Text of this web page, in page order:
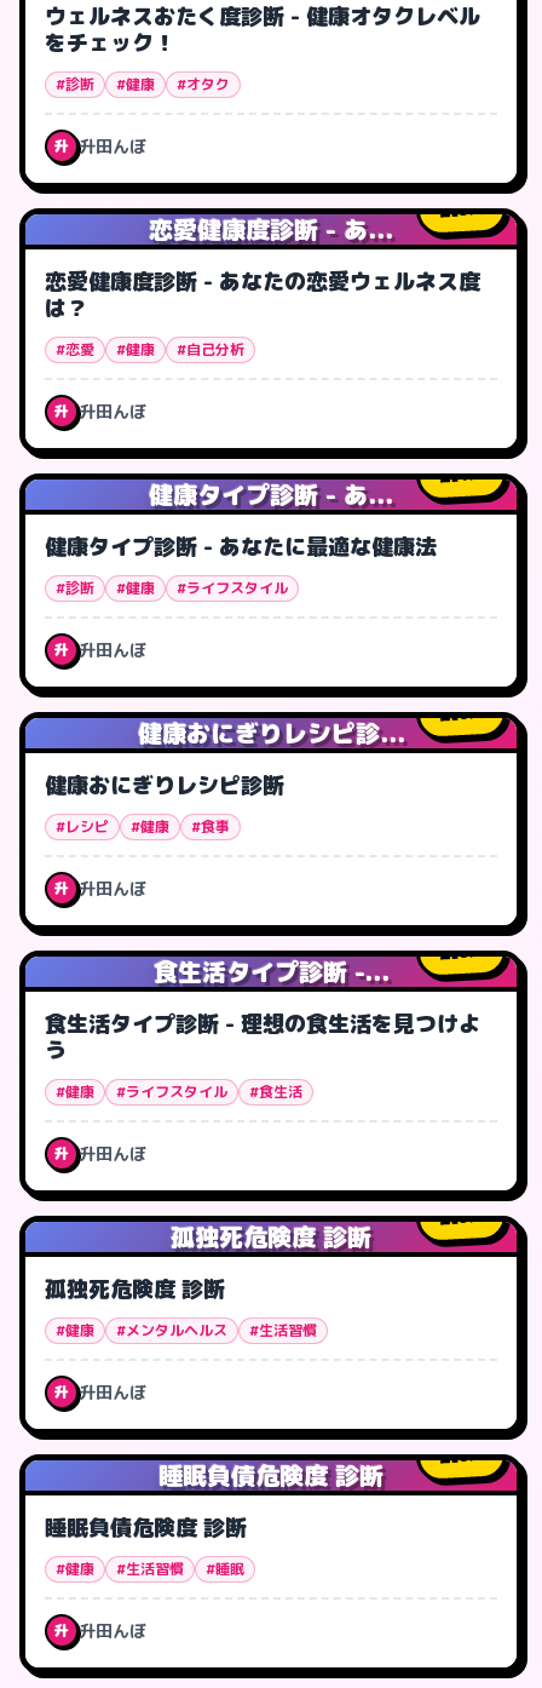
ウェルネスおたく度診断 - 健康オタクレベル
をチェック！
#診断 #健康 #オタク
升 升田んぼ
恋愛健康度診断 - あ...
3人
恋愛健康度診断 - あなたの恋愛ウェルネス度
は？
#恋愛 #健康 #自己分析
升 升田んぼ
健康タイプ診断 - あ...
1人
健康タイプ診断 - あなたに最適な健康法
#診断 #健康 #ライフスタイル
升 升田んぼ
健康おにぎりレシピ診...
0人
健康おにぎりレシピ診断
#レシピ #健康 #食事
升 升田んぼ
食生活タイプ診断 -...
0人
食生活タイプ診断 - 理想の食生活を見つけよ
う
#健康 #ライフスタイル #食生活
升 升田んぼ
孤独死危険度 診断
9人
孤独死危険度 診断
#健康 #メンタルヘルス #生活習慣
升 升田んぼ
睡眠負債危険度 診断
0人
睡眠負債危険度 診断
#健康 #生活習慣 #睡眠
升 升田んぼ